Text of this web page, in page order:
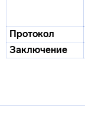
Протокол
Заключение